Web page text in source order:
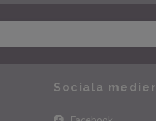
Sociala medier